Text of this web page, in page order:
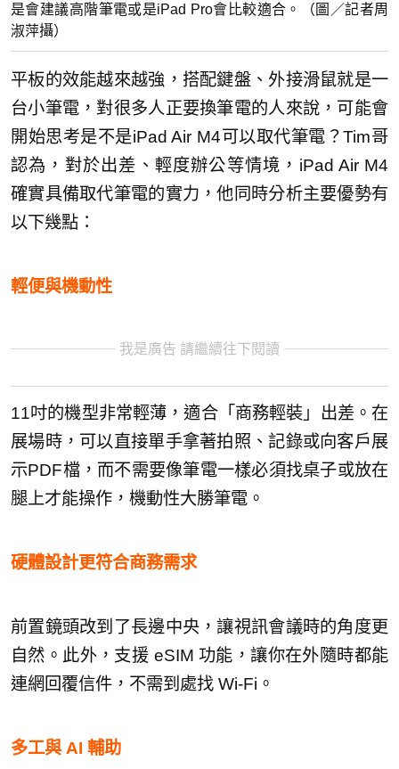
是會建議高階筆電或是iPad Pro會比較適合。（圖／記者周
淑萍攝）
平板的效能越來越強，搭配鍵盤、外接滑鼠就是一
台小筆電，對很多人正要換筆電的人來說，可能會
開始思考是不是iPad Air M4可以取代筆電？Tim哥
認為，對於出差、輕度辦公等情境，iPad Air M4
確實具備取代筆電的實力，他同時分析主要優勢有
以下幾點：
輕便與機動性
我是廣告 請繼續往下閱讀
11吋的機型非常輕薄，適合「商務輕裝」出差。在
展場時，可以直接單手拿著拍照、記錄或向客戶展
示PDF檔，而不需要像筆電一樣必須找桌子或放在
腿上才能操作，機動性大勝筆電。
硬體設計更符合商務需求
前置鏡頭改到了長邊中央，讓視訊會議時的角度更
自然。此外，支援 eSIM 功能，讓你在外隨時都能
連網回覆信件，不需到處找 Wi-Fi。
多工與 AI 輔助